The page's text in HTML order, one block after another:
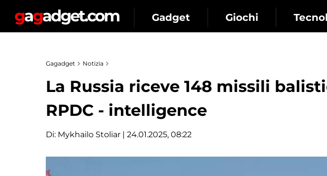
Gadget Giochi
Gagadget Notizia
La Russia riceve 148 missili
RPDC - intelligence
Di: Mykhailo Stoliar | 24.01.2025, 08:22